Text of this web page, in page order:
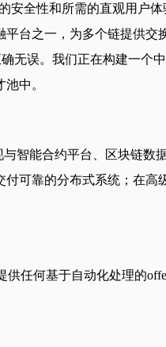
安全性和所需的直观用户体
平台之一，为多个链提供交
无误。我们正在构建一个
中。
智能合约平台、区块链数
可靠的分布式系统；在高
任何基于自动化处理的